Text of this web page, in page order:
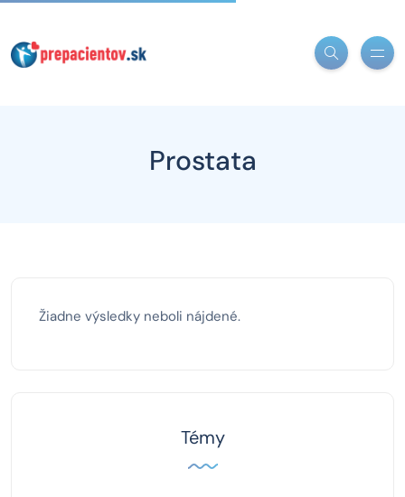
Prostata
Žiadne výsledky neboli nájdené.
Témy